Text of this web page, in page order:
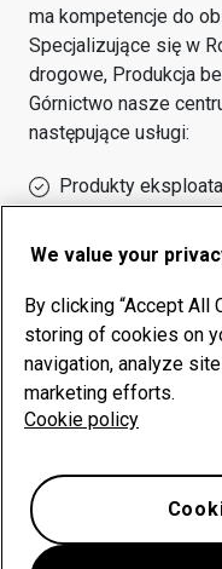
ma kompetencje do
Specjalizujące się w
drogowe, Produkcja
Górnictwo nasze
następujące usługi:
Produkty
sprawności
FERRO MAX
We value your
By clicking “Accept All
storing of cookies on
navigation, analyze
marketing efforts.
Cookie policy